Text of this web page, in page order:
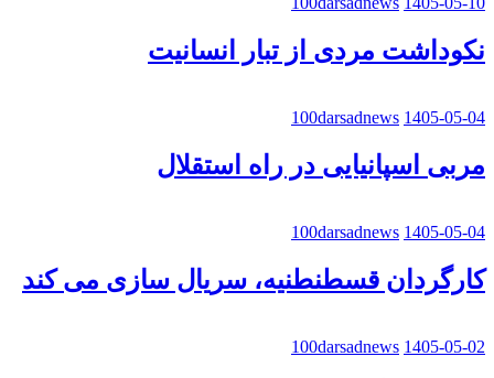
نکوداشت مردی از تبار انسانیت
100darsadnews 1405-05-04
مربی اسپانیایی در راه استقلال
100darsadnews 1405-05-04
کارگردان قسطنطنیه، سریال سازی می کند
100darsadnews 1405-05-02